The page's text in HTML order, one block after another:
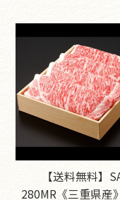
【送料無料】
280MR《三重県産